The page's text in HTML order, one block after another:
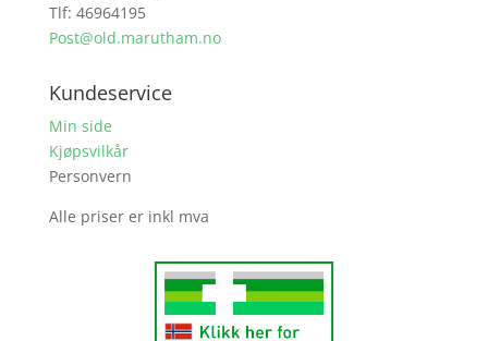
Tlf: 46964195
Post@old.marutham.no
Kundeservice
Min side
Kjøpsvilkår
Personvern
Alle priser er inkl mva